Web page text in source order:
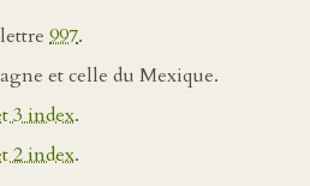
997.
et celle du Mexique.
3 index.
2 index.